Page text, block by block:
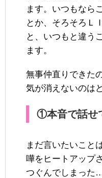
ます。いつもなら
とか、そろそろＬ
と、いつもと違う
ます。
無事仲直りできた
気が消えないのは
①本音で話せ
まだ言いたいこと
嘩をヒートアップ
つぐんでしまった